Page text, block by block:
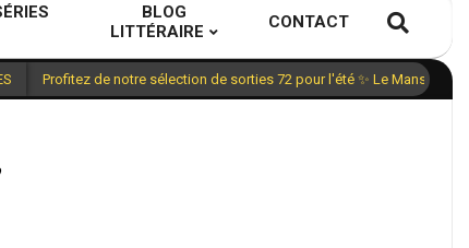
BLOG
LITTÉRAIRE
CONTACT
Profitez de notre sélection de sorties 72 pour l'été ✨ Le Mans,